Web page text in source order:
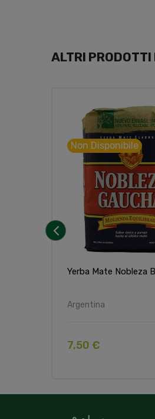
ALTRI
Yerba Mate Nobleza
Argentina
Non Disponibile
7,50 €